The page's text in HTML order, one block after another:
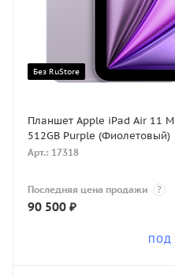
Без RuStore
Планшет Apple iPad Air 11
512GB Purple (Фиолетовый)
Арт.: 17318
Последняя цена продажи ?
90 500 ₽
ПОД